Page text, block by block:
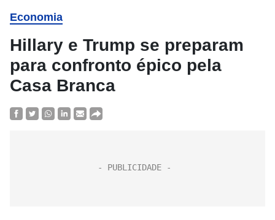
Economia
Hillary e Trump se preparam
para confronto épico pela
Casa Branca